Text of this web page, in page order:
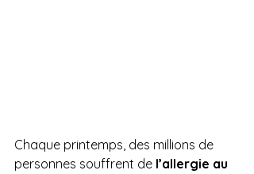
Chaque printemps, des millions de
personnes souffrent de l’allergie au